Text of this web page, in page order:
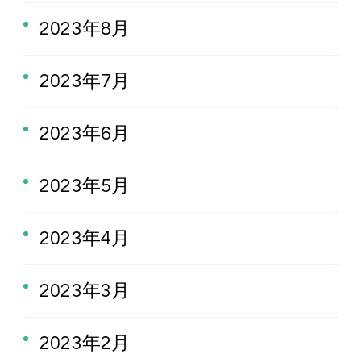
2023年8月
2023年7月
2023年6月
2023年5月
2023年4月
2023年3月
2023年2月